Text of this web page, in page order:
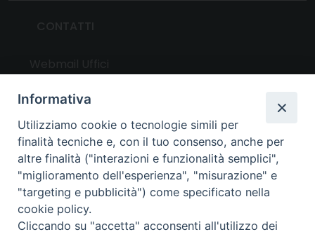
UTILITY
News
Altri articoli
Notizie nazionali
Informativa
Utilizziamo cookie o tecnologie simili per
finalità tecniche e, con il tuo consenso, anche per
altre finalità ("interazioni e funzionalità semplici",
"miglioramento dell'esperienza", "misurazione" e
"targeting e pubblicità") come specificato nella
cookie policy.
Cliccando su "accetta" acconsenti all'utilizzo dei